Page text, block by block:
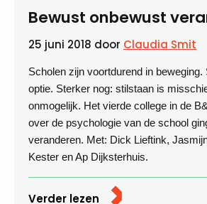
Bewust onbewust
25 juni 2018 door Claudia Smit
Scholen zijn voortdurend in beweging.
optie. Sterker nog: stilstaan is
onmogelijk. Het vierde college in de
over de psychologie van de school
veranderen. Met: Dick Lieftink,
Kester en Ap Dijksterhuis.
Verder lezen